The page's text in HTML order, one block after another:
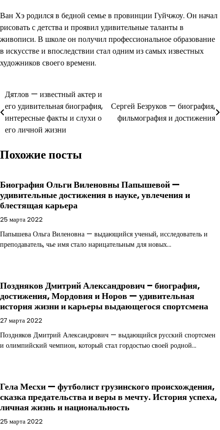
Ван Хэ родился в бедной семье в провинции Гуйчжоу. Он начал
рисовать с детства и проявил удивительные таланты в
живописи. В школе он получил профессиональное образование
в искусстве и впоследствии стал одним из самых известных
художников своего времени.
Навигация
по
записям
Дятлов — известный актер и
его удивительная биография,
интересные факты и слухи о
его личной жизни
Сергей Безруков — биография,
фильмография и достижения
Похожие посты
Биография Ольги Виленовны Папышевой —
удивительные достижения в науке, увлечения и
блестящая карьера
25 марта 2022
Папышева Ольга Виленовна — выдающийся ученый, исследователь и
преподаватель, чье имя стало нарицательным для новых…
Поздняков Дмитрий Александрович – биография,
достижения, Мордовия и Норов — удивительная
история жизни и карьеры выдающегося спортсмена
27 марта 2022
Поздняков Дмитрий Александрович — выдающийся русский спортсмен
и олимпийский чемпион, который стал гордостью своей родной…
Гела Месхи — футболист грузинского происхождения,
сказка предательства и веры в мечту. История успеха,
личная жизнь и национальность
25 марта 2022